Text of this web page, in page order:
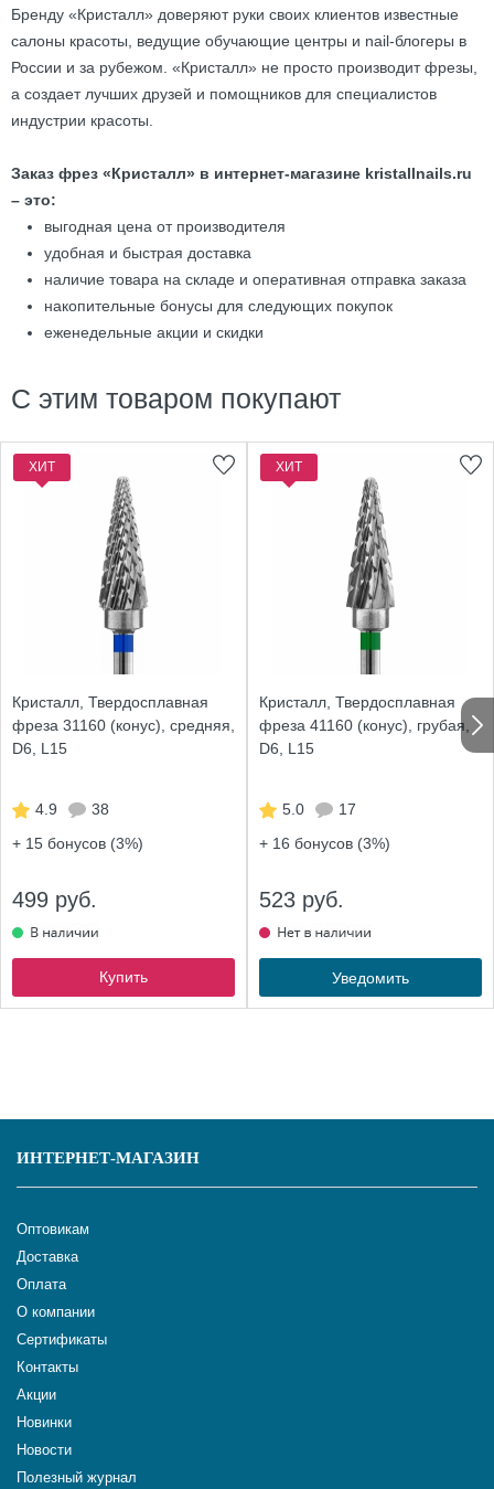
Бренду «Кристалл» доверяют руки своих клиентов известные
салоны красоты, ведущие обучающие центры и nail-блогеры в
России и за рубежом. «Кристалл» не просто производит фрезы,
а создает лучших друзей и помощников для специалистов
индустрии красоты.
Заказ фрез «Кристалл» в интернет-магазине kristallnails.ru
– это:
выгодная цена от производителя
удобная и быстрая доставка
наличие товара на складе и оперативная отправка заказа
накопительные бонусы для следующих покупок
еженедельные акции и скидки
С этим товаром покупают
ХИТ
Кристалл, Твердосплавная
фреза 31160 (конус), средняя,
D6, L15
4.9
38
+ 15 бонусов (3%)
499 руб.
Купить
ХИТ
Кристалл, Твердосплавная
фреза 41160 (конус), грубая,
D6, L15
5.0
17
+ 16 бонусов (3%)
523 руб.
Уведомить
ИНТЕРНЕТ-МАГАЗИН
Оптовикам
Доставка
Оплата
О компании
Сертификаты
Контакты
Акции
Новинки
Новости
Полезный журнал